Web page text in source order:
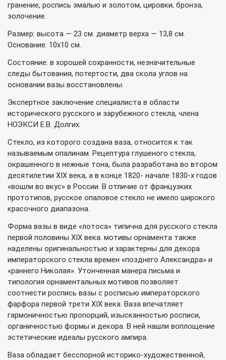
гранение, роспись эмалью и золотом, цировки, бронза,
золочение.
Размер: высота — 23 см. диаметр верха — 13,8 см.
Основание: 10х10 см.
Состояние: в хорошей сохранности, незначительные
следы бытования, потертости, два скола углов на
основании вазы восстановлены.
Экспертное заключение специалиста в области
исторического русского и зарубежного стекла, члена
НОЭКСИ Е.В. Долгих.
Стекло, из которого создана ваза, относится к так
называемым опалинам. Рецептура глушеного стекла,
окрашенного в нежные тона, была разработана во втором
десятилетии XIX века, а в конце 1820- начале 1830-х годов
«вошли во вкус» в России. В отличие от французких
прототипов, русское опаловое стекло не имело широкого
красочного диапазона.
Форма вазы в виде «лотоса» типична для русского стекла
первой половины XIX века. мотивы орнамента также
наделены оригинальностью и характерны для декора
императорского стекла времен «позднего Александра» и
«раннего Николая». Утонченная манера письма и
типология орнаментальных мотивов позволяет
соотнести роспись вазы с росписью императорского
фарфора первой трети XIX века. Ваза впечатляет
гармоничностью пропорций, изысканностью росписи,
органичностью формы и декора. В ней нашли воплощение
эстетические идеалы русского ампира.
Ваза обладает бесспорной историко-художественной,